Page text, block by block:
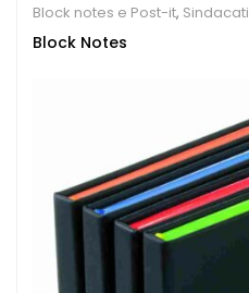
Block notes e Post-it, Sindacati
Block Notes